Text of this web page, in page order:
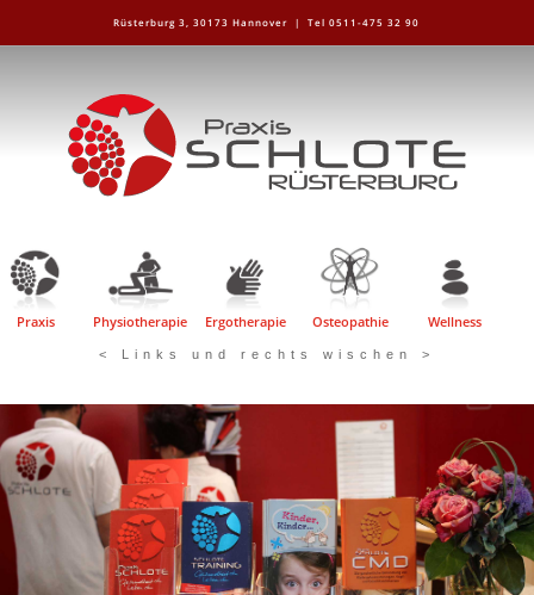
Rüsterburg 3, 30173 Hannover |Tel 0511-475 32 90
Praxis Physiotherapie Ergotherapie Osteopathie Wellness
< Links und rechts wischen >